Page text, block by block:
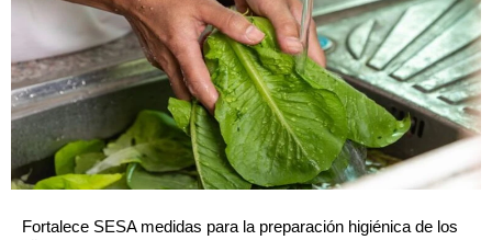
Fortalece SESA medidas para la preparación higiénica de los